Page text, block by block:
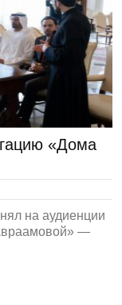
«Дома
на аудиенции
—